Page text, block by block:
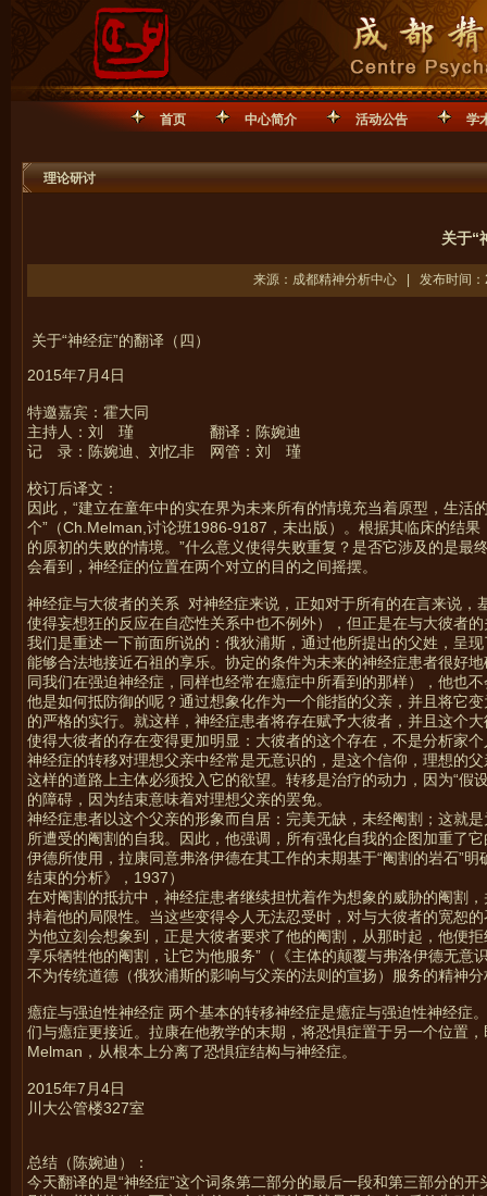
首页 中心简介 活动公告 学
理论研讨
关于“
来源：成都精神分析中心 | 发布时间
关于“神经症”的翻译（四）
2015年7月4日
特邀嘉宾：霍大同
主持人：刘 瑾 翻译：陈婉迪
记 录：陈婉迪、刘忆非 网管：刘 瑾
校订后译文：
因此，“建立在童年中的实在界为未来所有的情境充当着原型，生
个”（Ch.Melman,讨论班1986-9187，未出版）。根据其临床的结
的原初的失败的情境。”什么意义使得失败重复？是否它涉及的是
会看到，神经症的位置在两个对立的目的之间摇摆。
神经症与大彼者的关系 对神经症来说，正如对于所有的在言来说
使得妄想狂的反应在自恋性关系中也不例外），但正是在与大彼者
我们是重述一下前面所说的：俄狄浦斯，通过他所提出的父姓，呈
能够合法地接近石祖的享乐。协定的条件为未来的神经症患者很好
同我们在强迫神经症，同样也经常在癔症中所看到的那样），他也
他是如何抵防御的呢？通过想象化作为一个能指的父亲，并且将它
的严格的实行。就这样，神经症患者将存在赋予大彼者，并且这个
使得大彼者的存在变得更加明显：大彼者的这个存在，不是分析家
神经症的转移对理想父亲中经常是无意识的，是这个信仰，理想的
这样的道路上主体必须投入它的欲望。转移是治疗的动力，因为“
的障碍，因为结束意味着对理想父亲的罢免。
神经症患者以这个父亲的形象而自居：完美无缺，未经阉割；这就
所遭受的阉割的自我。因此，他强调，所有强化自我的企图加重了
伊德所使用，拉康同意弗洛伊德在其工作的末期基于“阉割的岩石”
结束的分析》，1937）
在对阉割的抵抗中，神经症患者继续担忧着作为想象的威胁的阉
持着他的局限性。当这些变得令人无法忍受时，对与大彼者的宽恕
为他立刻会想象到，正是大彼者要求了他的阉割，从那时起，他便
享乐牺牲他的阉割，让它为他服务”（《主体的颠覆与弗洛伊德无
不为传统道德（俄狄浦斯的影响与父亲的法则的宣扬）服务的精神
癔症与强迫性神经症 两个基本的转移神经症是癔症与强迫性神经症
们与癔症更接近。拉康在他教学的末期，将恐惧症置于另一个位置
Melman，从根本上分离了恐惧症结构与神经症。
2015年7月4日
川大公管楼327室
总结（陈婉迪）：
今天翻译的是“神经症”这个词条第二部分的最后一段和第三部分的